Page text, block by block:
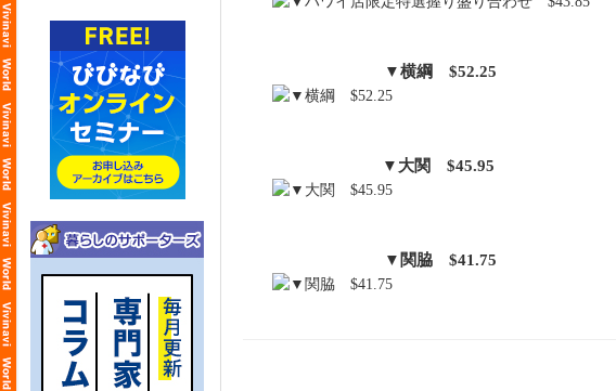
▼横綱 $52.25
▼大関 $45.95
▼関脇 $41.75